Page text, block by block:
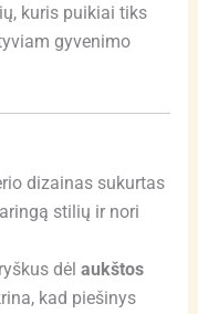
kuris puikiai tiks
gyvenimo
dizainas sukurtas
stilių ir nori
dėl aukštos
kad piešinys